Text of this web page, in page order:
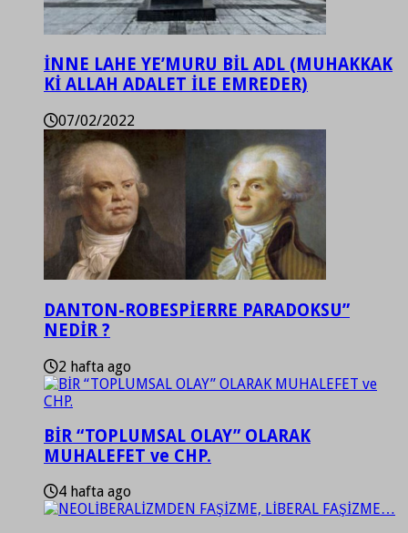
İNNE LAHE YE’MURU BİL ADL (MUHAKKAK
Kİ ALLAH ADALET İLE EMREDER)
07/02/2022
DANTON-ROBESPİERRE PARADOKSU”
NEDİR ?
2 hafta ago
BİR “TOPLUMSAL OLAY” OLARAK
MUHALEFET ve CHP.
4 hafta ago